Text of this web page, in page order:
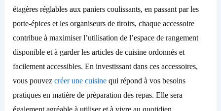
étagères réglables aux paniers coulissants, en passant par les
porte-épices et les organiseurs de tiroirs, chaque accessoire
contribue à maximiser l’utilisation de l’espace de rangement
disponible et à garder les articles de cuisine ordonnés et
facilement accessibles. En investissant dans ces accessoires,
vous pouvezcréer une cuisine qui répond à vos besoins
pratiques en matière de préparation des repas. Elle sera